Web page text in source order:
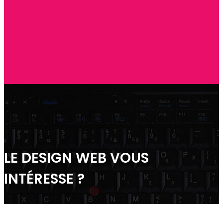
LE DESIGN WEB VOUS
INTÉRESSE ?